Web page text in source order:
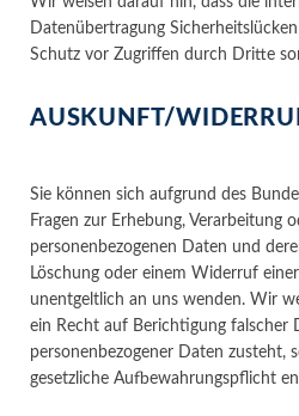
Datenübertragung
Schutz vor Zugriffen durch Dritte
AUSKUNFT/
Sie können sich aufgrund des
Fragen zur Erhebung, Verarbeitung
personenbezogenen Daten und
Löschung oder einem Widerruf
unentgeltlich an uns wenden. Wir
ein Recht auf Berichtigung falscher
personenbezogener Daten zusteht,
gesetzliche Aufbewahrungspflicht